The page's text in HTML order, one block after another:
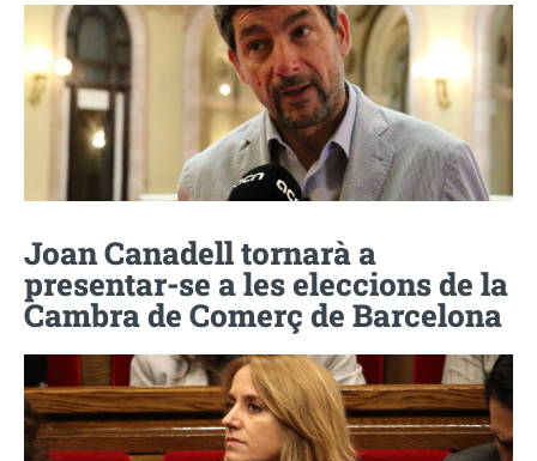
Joan Canadell tornarà a
presentar-se a les eleccions de la
Cambra de Comerç de Barcelona